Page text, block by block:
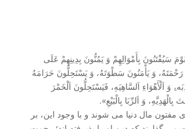
سَیُفْتَنُونَ بِأَمْوَالِهِمْ وَ یَمُنُّونَ بِدِینِهِمْ عَلَى
رَحْمَتَهُ، وَ یَأْمَنُونَ سَطْوَتَهُ، وَ یَسْتَحِلُّونَ حَرَامَهُ
وَ اَلْأَهْوَاءِ اَلسَّاهِیَهِ، فَیَسْتَحِلُّونَ اَلْخَمْرَ
بِالْهَدِیَّهِ، وَ اَلرِّبَا بِالْبَیْعِ».
مفتون مال دنیا می شوند و با وجود این، بر